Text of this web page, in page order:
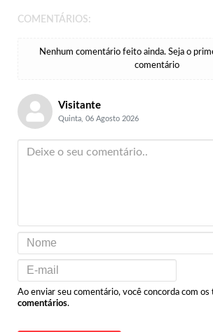
COMENTÁRIOS:
Nenhum comentário feito ainda. Seja o
comentário
Visitante
Quinta, 06 Agosto 2026
Ao enviar seu comentário, você concorda com os
comentários.